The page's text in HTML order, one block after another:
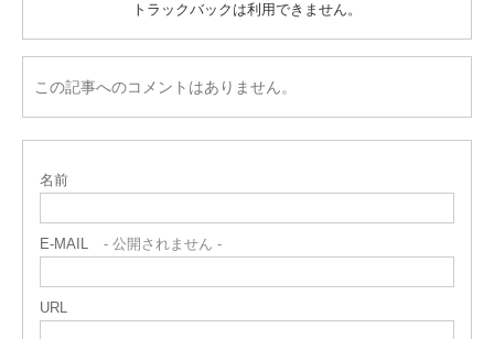
トラックバックは利用できません。
この記事へのコメントはありません。
名前
E-MAIL - 公開されません -
URL